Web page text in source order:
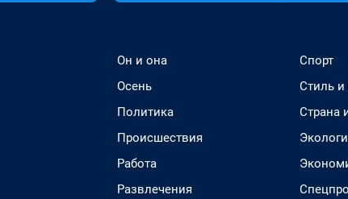
Он и она
Осень
Политика
Происшествия
Работа
Развлечения
Спорт
Стиль и
Страна